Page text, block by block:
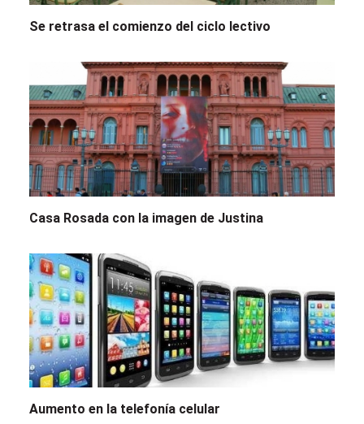
Se retrasa el comienzo del ciclo lectivo
Casa Rosada con la imagen de Justina
Aumento en la telefonía celular